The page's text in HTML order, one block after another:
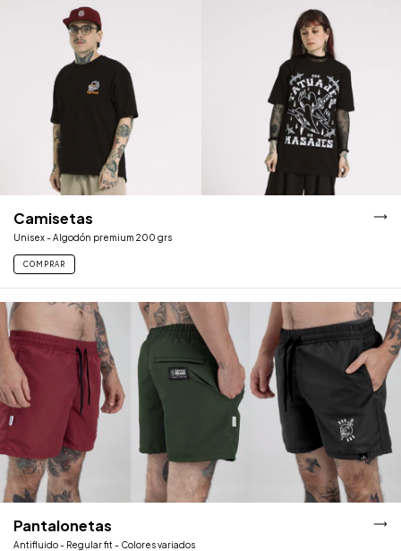
Camisetas
Unisex - Algodón premium 200 grs
COMPRAR
Pantalonetas
Antifluido - Regular fit - Colores variados